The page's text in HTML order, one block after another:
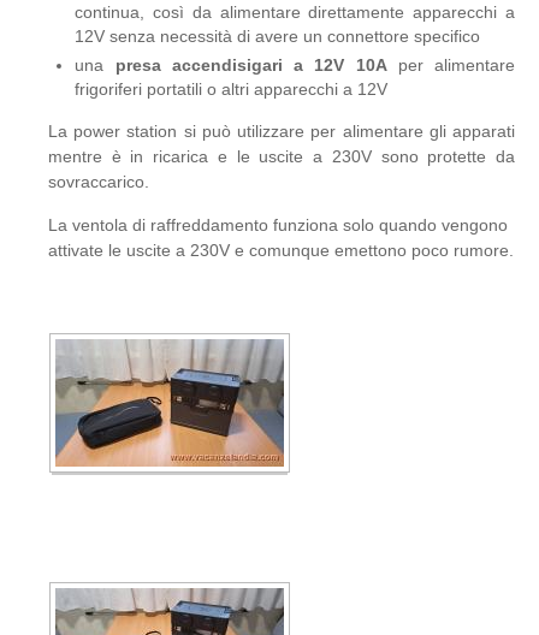
continua, così da alimentare direttamente apparecchi a
12V senza necessità di avere un connettore specifico
una presa accendisigari a 12V 10Aper alimentare
frigoriferi portatili o altri apparecchi a 12V
La power station si può utilizzare per alimentare gli apparati
mentre è in ricarica e le uscite a 230V sono protette da
sovraccarico.
La ventola di raffreddamento funziona solo quando vengono
attivate le uscite a 230V e comunque emettono poco rumore.